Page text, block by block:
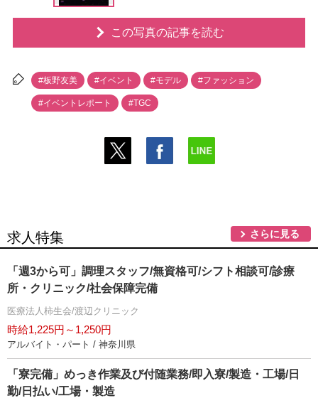
この写真の記事を読む
#板野友美 #イベント #モデル #ファッション
#イベントレポート #TGC
求人特集 さらに見る
「週3から可」調理スタッフ/無資格可/シフト相談可/診療
所・クリニック/社会保障完備
医療法人柿生会/渡辺クリニック
時給1,225円～1,250円
アルバイト・パート / 神奈川県
「寮完備」めっき作業及び付随業務/即入寮/製造・工場/日
勤/日払い/工場・製造